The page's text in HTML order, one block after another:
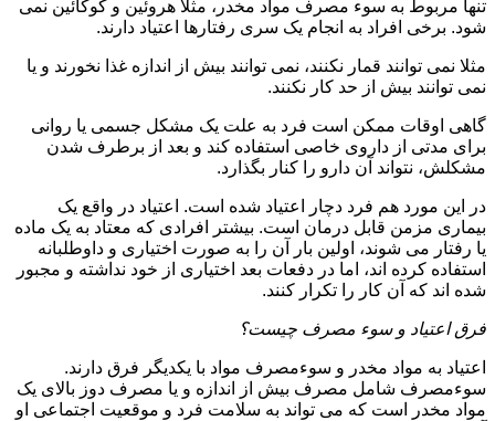
تنها مربوط به سوء مصرف مواد مخدر، مثلا هروئین و کوکائین نمی
شود. برخی افراد به انجام یک سری رفتارها اعتیاد دارند.
مثلا نمی توانند قمار نکنند، نمی توانند بیش از اندازه غذا نخورند و یا
نمی توانند بیش از حد کار نکنند.
گاهی اوقات ممکن است فرد به علت یک مشکل جسمی یا روانی
برای مدتی از داروی خاصی استفاده کند و بعد از برطرف شدن
مشکلش، نتواند آن دارو را کنار بگذارد.
در این مورد هم فرد دچار اعتیاد شده است. اعتیاد در واقع یک
بیماری مزمن قابل درمان است. بیشتر افرادی که معتاد به یک ماده
یا رفتار می شوند، اولین بار آن را به صورت اختیاری و داوطلبانه
استفاده کرده اند، اما در دفعات بعد اختیاری از خود نداشته و مجبور
شده اند که آن کار را تکرار کنند.
فرق اعتیاد و سوء مصرف چیست؟
اعتیاد به مواد مخدر و سوءمصرف مواد با یکدیگر فرق دارند.
سوءمصرف شامل مصرف بیش از اندازه و یا مصرف دوز بالای یک
مواد مخدر است که می تواند به سلامت فرد و موقعیت اجتماعی او